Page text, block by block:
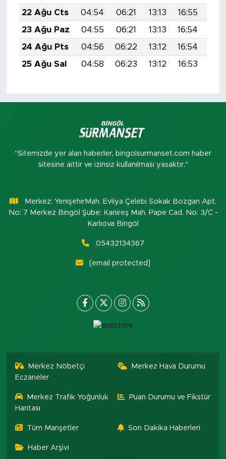
22 Ağu Cts
04:54 06:21 13:13 16:55
23 Ağu Paz
04:55 06:21 13:13 16:54
24 Ağu Pts
04:56 06:22 13:12 16:54
25 Ağu Sal
04:58 06:23 13:12 16:53
"Sitemizde yer alan haberler, bingolsurmanset.com haber
sitesine aittir ve izinsiz kullanılması yasaktır."
Merkez: YenişehirMah. Evliya Çelebi Sokak Bozgan Apt.
No: 7 Merkez Bingöl Şube: Kanireş Mah. Pape Cad. No: 3/C -
Karlıova Bingöl
05432134367
[email protected]
Merkez Nöbetçi
Eczaneler
Merkez Hava Durumu
Merkez Trafik Yoğunluk
Haritası
Puan Durumu ve Fikstür
Tüm Manşetler Son Dakika Haberleri
Haber Arşivi